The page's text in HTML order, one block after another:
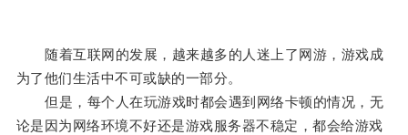
随着互联网的发展，越来越多的人迷上了网游，游戏成
为了他们生活中不可或缺的一部分。
但是，每个人在玩游戏时都会遇到网络卡顿的情况，无
论是因为网络环境不好还是游戏服务器不稳定，都会给游戏